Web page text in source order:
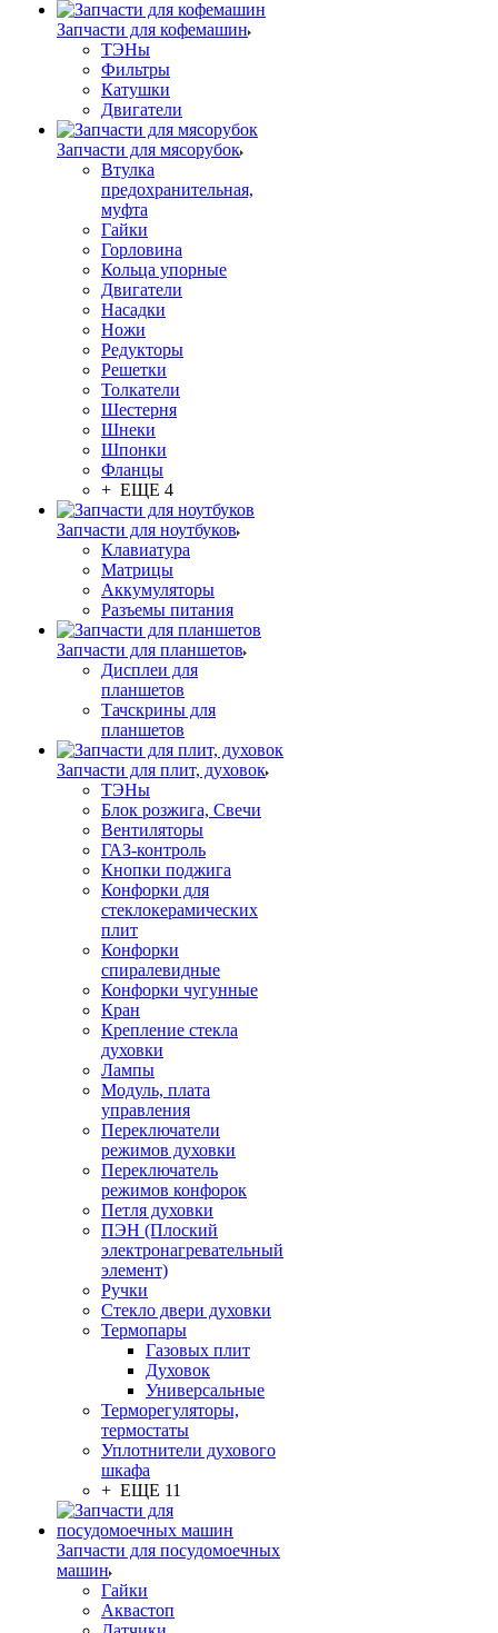
Запчасти для кофемашин
ТЭНы
Фильтры
Катушки
Двигатели
Запчасти для мясорубок
Втулка
предохранительная,
муфта
Гайки
Горловина
Кольца упорные
Двигатели
Насадки
Ножи
Редукторы
Решетки
Толкатели
Шестерня
Шнеки
Шпонки
Фланцы
+ ЕЩЕ 4
Запчасти для ноутбуков
Клавиатура
Матрицы
Аккумуляторы
Разъемы питания
Запчасти для планшетов
Дисплеи для
планшетов
Тачскрины для
планшетов
Запчасти для плит, духовок
ТЭНы
Блок розжига, Свечи
Вентиляторы
ГАЗ-контроль
Кнопки поджига
Конфорки для
стеклокерамических
плит
Конфорки
спиралевидные
Конфорки чугунные
Кран
Крепление стекла
духовки
Лампы
Модуль, плата
управления
Переключатели
режимов духовки
Переключатель
режимов конфорок
Петля духовки
ПЭН (Плоский
электронагревательный
элемент)
Ручки
Стекло двери духовки
Термопары
Газовых плит
Духовок
Универсальные
Терморегуляторы,
термостаты
Уплотнители духового
шкафа
+ ЕЩЕ 11
Запчасти для посудомоечных
машин
Гайки
Аквастоп